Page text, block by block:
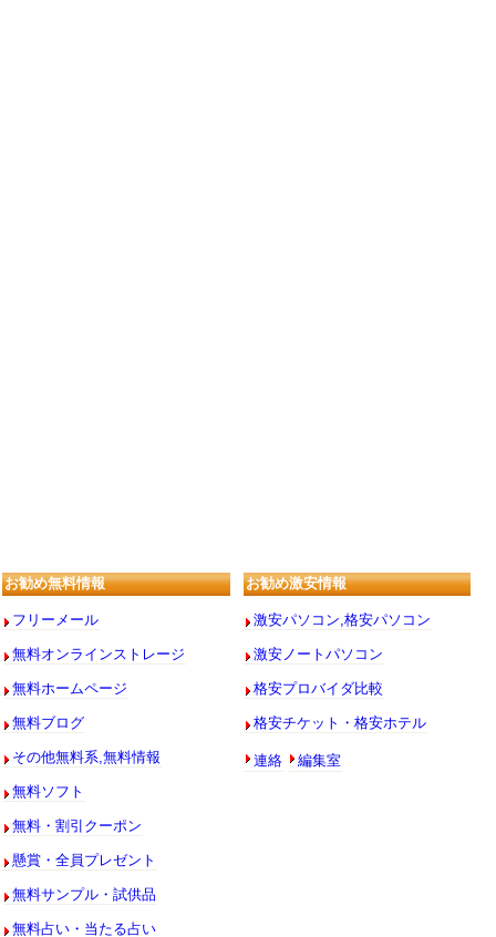
お勧め無料情報
フリーメール
無料オンラインストレージ
無料ホームページ
無料ブログ
その他無料系,無料情報
無料ソフト
無料・割引クーポン
懸賞・全員プレゼント
無料サンプル・試供品
無料占い・当たる占い
お勧め激安情報
激安パソコン,格安パソコン
激安ノートパソコン
格安プロバイダ比較
格安チケット・格安ホテル
連絡 編集室